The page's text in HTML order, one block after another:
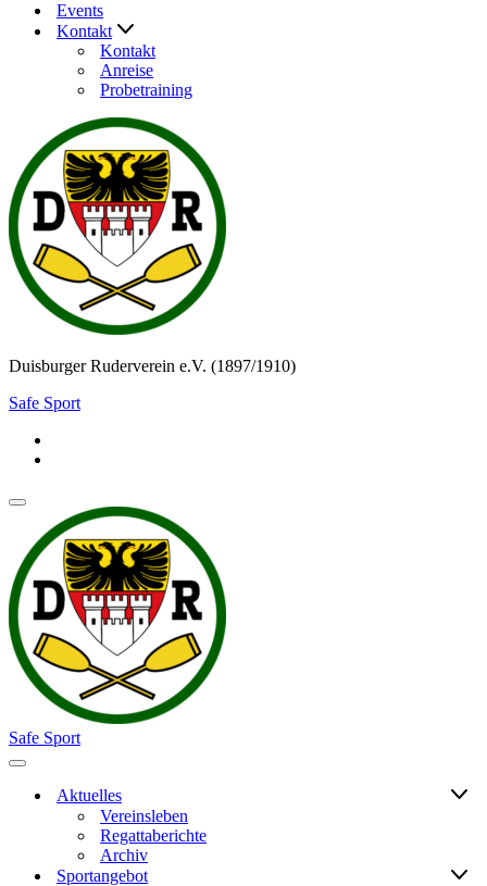
Events
Kontakt
Kontakt
Anreise
Probetraining
Duisburger Ruderverein e.V. (1897/1910)
Safe Sport
Navigationsmenü
Safe Sport
Navigationsmenü
Aktuelles
Vereinsleben
Regattaberichte
Archiv
Sportangebot